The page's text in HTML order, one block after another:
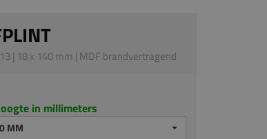
| 18 x 140 mm | MDF brandvertragend
in millimeters
MM